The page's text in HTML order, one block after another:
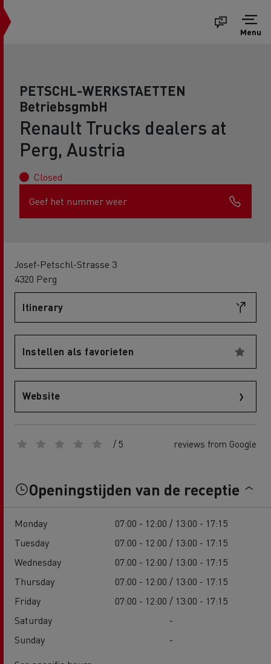
Menu
PETSCHL-WERKSTAETTEN
BetriebsgmbH
Renault Trucks dealers at
Perg, Austria
Closed
Geef het nummer weer
Josef-Petschl-Strasse 3
4320 Perg
Itinerary
Instellen als favorieten
Website
/ 5 reviews from Google
Openingstijden van de receptie
Monday
07:00 - 12:00 / 13:00 - 17:15
Tuesday
07:00 - 12:00 / 13:00 - 17:15
Wednesday
07:00 - 12:00 / 13:00 - 17:15
Thursday
07:00 - 12:00 / 13:00 - 17:15
Friday
07:00 - 12:00 / 13:00 - 17:15
Saturday
-
Sunday
-